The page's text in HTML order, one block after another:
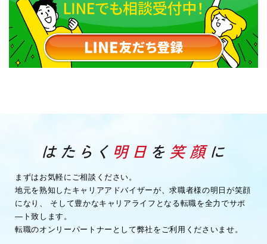
まずはお気軽にご相談ください。
地元を熟知したキャリアアドバイザーが、求職者様の明日が笑顔
になり、
そして豊かなキャリアライフとなる転職を全力でサポ
―ト致します。
転職のオンリーパートナーとして弊社をご利用くださいませ。